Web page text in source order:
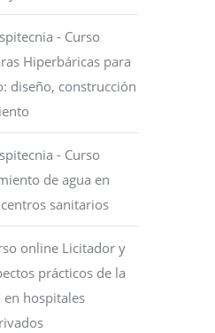
- Curso
Hiperbáricas para
diseño, construcción
- Curso
de agua en
sanitarios
online Licitador y
prácticos de la
hospitales